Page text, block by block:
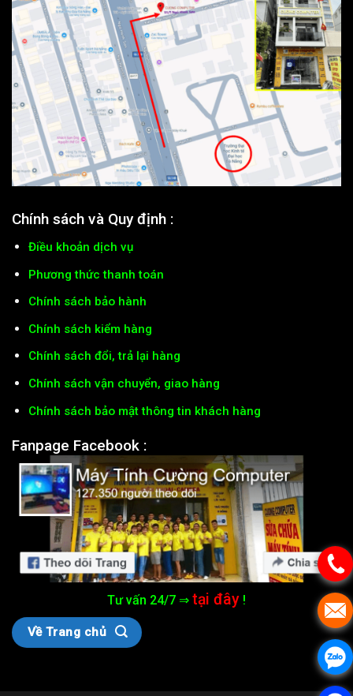
Chính sách và Quy định :
Điều khoản dịch vụ
Phương thức thanh toán
Chính sách bảo hành
Chính sách kiểm hàng
Chính sách đổi, trả lại hàng
Chính sách vận chuyển, giao hàng
Chính sách bảo mật thông tin khách hàng
Fanpage Facebook :
Tư vấn 24/7 ⇒ tại đây !
Về Trang chủ